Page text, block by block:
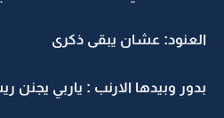
العنود: عشان يبقى ذكرى
بدور وبيدها الارنب : ياربي يجنن